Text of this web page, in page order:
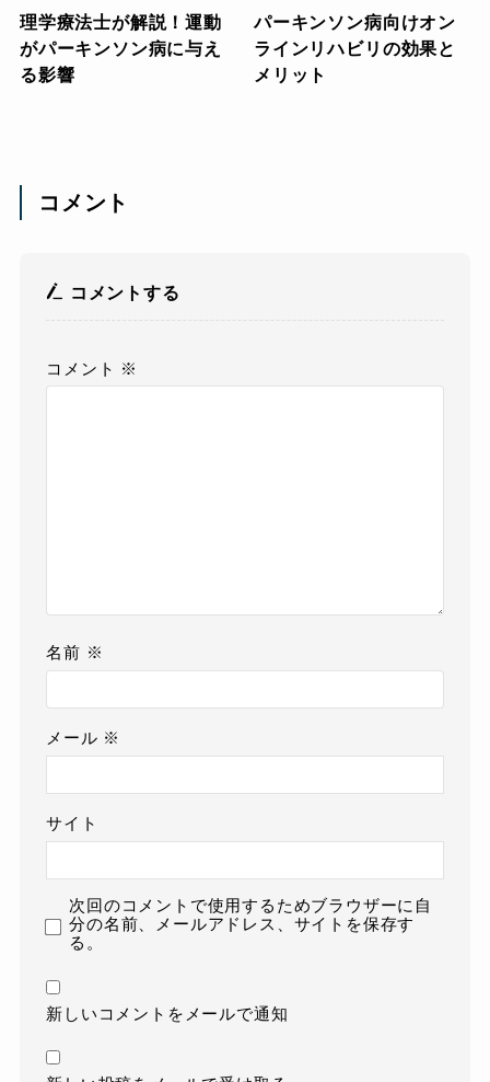
理学療法士が解説！運動
がパーキンソン病に与え
る影響
パーキンソン病向けオン
ラインリハビリの効果と
メリット
コメント
コメントする
コメント ※
名前 ※
メール ※
サイト
次回のコメントで使用するためブラウザーに自
分の名前、メールアドレス、サイトを保存す
る。
新しいコメントをメールで通知